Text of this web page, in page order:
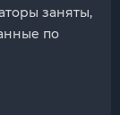
заняты,
по